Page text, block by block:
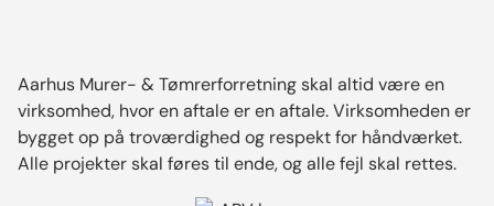
Aarhus Murer- & Tømrerforretning skal altid være en
virksomhed, hvor en aftale er en aftale. Virksomheden er
bygget op på troværdighed og respekt for håndværket.
Alle projekter skal føres til ende, og alle fejl skal rettes.